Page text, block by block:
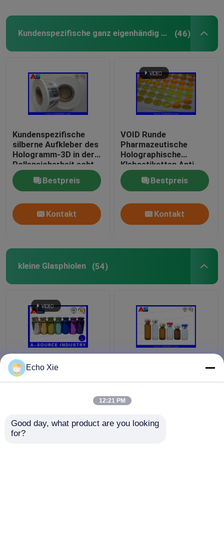
Kundenspezifische ganz eigenhändig geschriebe Aufkleber (46)
Kundenspezifische
silberne Aufkleber des
Hologramm-3D in der
Rollensicherheit echt
mit ganz eigenhändig
geschrieben
Sicherheitsaufklebern
der ernsten schwarzen
Codes
Bestpreis
Kontakt
VOID Runde
Pharmazeutische
Holographische
Klebeetiketten Anti-
Fälschung 3D-
Hologramm-Aufkleber
Bestpreis
Kontakt
kleine Glasphiolen (54)
Bunte kleine
Glasphiolen-Flaschen
Glastropfflaschen 10ml
1ml/2ml/3ml/5ml /10ml
Echo Xie
12:21 PM
Good day, what product are you looking
for?